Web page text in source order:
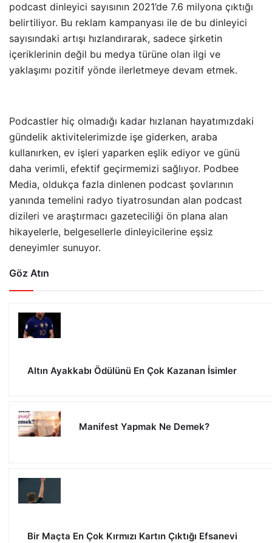
podcast dinleyici sayısının 2021’de 7.6 milyona çıktığı
belirtiliyor. Bu reklam kampanyası ile de bu dinleyici
sayısındaki artışı hızlandırarak, sadece şirketin
içeriklerinin değil bu medya türüne olan ilgi ve
yaklaşımı pozitif yönde ilerletmeye devam etmek.
Podcastler hiç olmadığı kadar hızlanan hayatımızdaki
gündelik aktivitelerimizde işe giderken, araba
kullanırken, ev işleri yaparken eşlik ediyor ve günü
daha verimli, efektif geçirmemizi sağlıyor. Podbee
Media, oldukça fazla dinlenen podcast şovlarının
yanında temelini radyo tiyatrosundan alan podcast
dizileri ve araştırmacı gazeteciliği ön plana alan
hikayelerle, belgesellerle dinleyicilerine eşsiz
deneyimler sunuyor.
Göz Atın
Altın Ayakkabı Ödülünü En Çok Kazanan İsimler
Manifest Yapmak Ne Demek?
Bir Maçta En Çok Kırmızı Kartın Çıktığı Efsanevi